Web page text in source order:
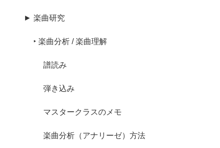
► 楽曲研究
‣ 楽曲分析 / 楽曲理解
譜読み
弾き込み
マスタークラスのメモ
楽曲分析（アナリーゼ）方法